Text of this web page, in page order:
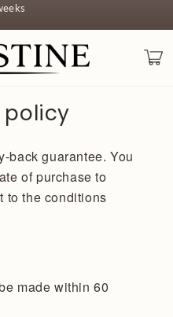
Cart
policy
back guarantee. You
of purchase to
to the conditions
made within 60